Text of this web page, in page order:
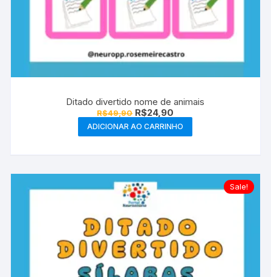
Ditado divertido nome de animais
R$49,90 O
preço
original
era:
R$24,90
preço
atual
é:
ADICIONAR AO CARRINHO
Sale!